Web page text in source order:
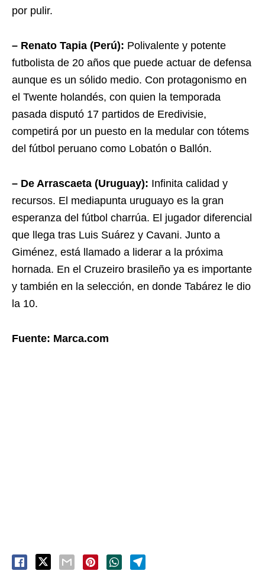
por pulir.
– Renato Tapia (Perú): Polivalente y potente
futbolista de 20 años que puede actuar de defensa
aunque es un sólido medio. Con protagonismo en
el Twente holandés, con quien la temporada
pasada disputó 17 partidos de Eredivisie,
competirá por un puesto en la medular con tótems
del fútbol peruano como Lobatón o Ballón.
– De Arrascaeta (Uruguay): Infinita calidad y
recursos. El mediapunta uruguayo es la gran
esperanza del fútbol charrúa. El jugador diferencial
que llega tras Luis Suárez y Cavani. Junto a
Giménez, está llamado a liderar a la próxima
hornada. En el Cruzeiro brasileño ya es importante
y también en la selección, en donde Tabárez le dio
la 10.
Fuente: Marca.com